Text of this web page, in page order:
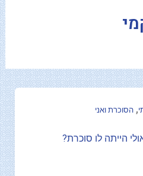
, הסוכרת ואני
הייתה לו סוכרת?